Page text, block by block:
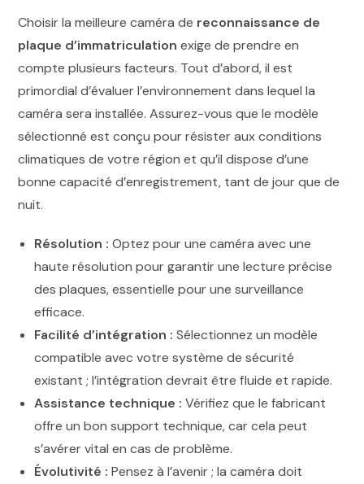
Choisir la meilleure caméra de reconnaissance de
plaque d’immatriculation exige de prendre en
compte plusieurs facteurs. Tout d’abord, il est
primordial d’évaluer l’environnement dans lequel la
caméra sera installée. Assurez-vous que le modèle
sélectionné est conçu pour résister aux conditions
climatiques de votre région et qu’il dispose d’une
bonne capacité d’enregistrement, tant de jour que de
nuit.
Résolution :Optez pour une caméra avec une
haute résolution pour garantir une lecture précise
des plaques, essentielle pour une surveillance
efficace.
Facilité d’intégration :Sélectionnez un modèle
compatible avec votre système de sécurité
existant ; l’intégration devrait être fluide et rapide.
Assistance technique :Vérifiez que le fabricant
offre un bon support technique, car cela peut
s’avérer vital en cas de problème.
Évolutivité :Pensez à l’avenir ; la caméra doit